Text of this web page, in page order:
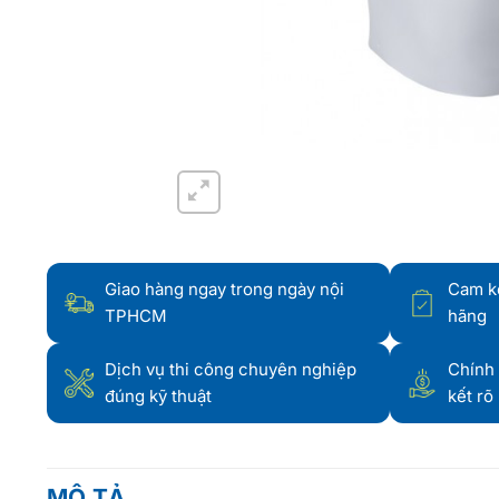
Giao hàng ngay trong ngày nội
TPHCM
Cam
hãng
Dịch vụ thi công chuyên nghiệp
đúng kỹ thuật
Chính
kết rõ